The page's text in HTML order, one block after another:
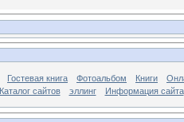
Гостевая книга Фотоальбом Книги
Каталог сайтов эллинг Информация сайта